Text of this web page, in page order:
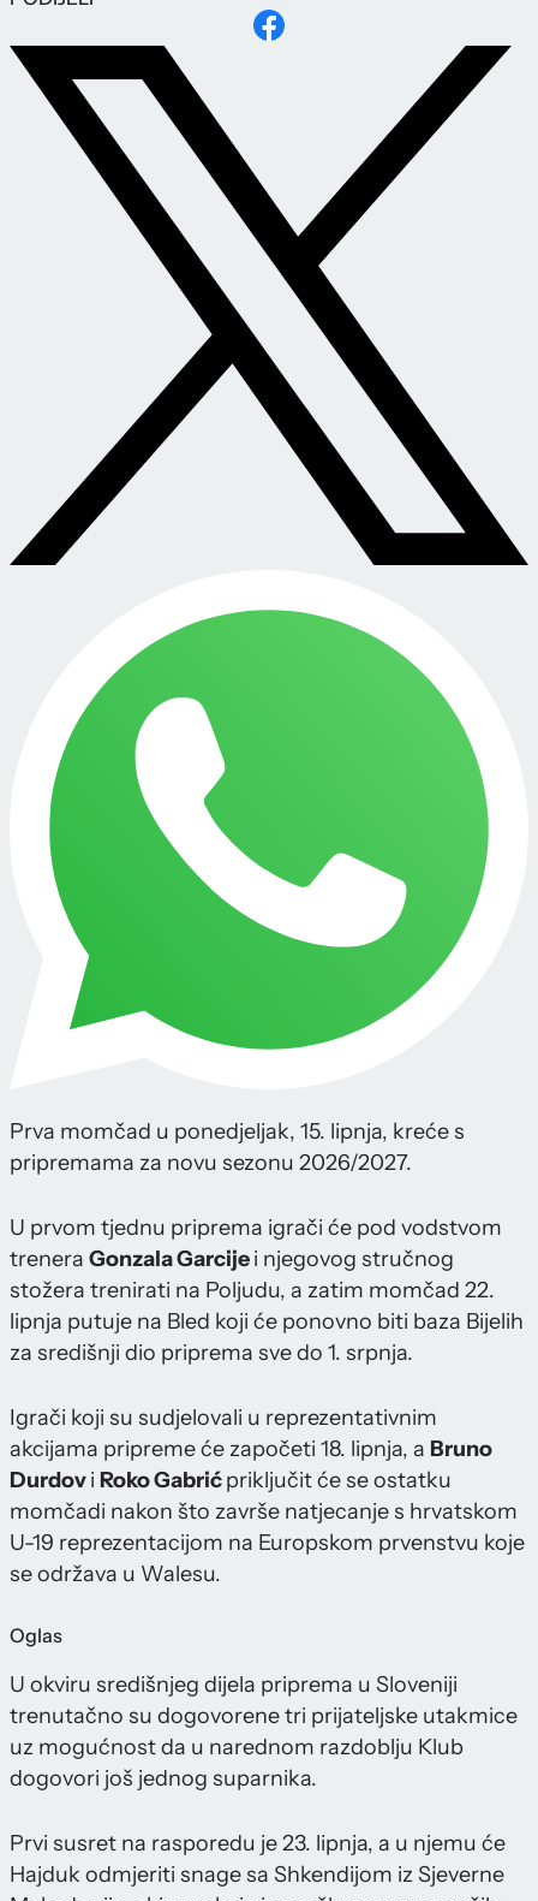
Prva momčad u ponedjeljak, 15. lipnja, kreće s
pripremama za novu sezonu 2026/2027.
U prvom tjednu priprema igrači će pod vodstvom
trenera Gonzala Garcijei njegovog stručnog
stožera trenirati na Poljudu, a zatim momčad 22.
lipnja putuje na Bled koji će ponovno biti baza Bijelih
za središnji dio priprema sve do 1. srpnja.
Igrači koji su sudjelovali u reprezentativnim
akcijama pripreme će započeti 18. lipnja, a Bruno
Durdovi Roko Gabrićpriključit će se ostatku
momčadi nakon što završe natjecanje s hrvatskom
U-19 reprezentacijom na Europskom prvenstvu koje
se održava u Walesu.
Oglas
U okviru središnjeg dijela priprema u Sloveniji
trenutačno su dogovorene tri prijateljske utakmice
uz mogućnost da u narednom razdoblju Klub
dogovori još jednog suparnika.
Prvi susret na rasporedu je 23. lipnja, a u njemu će
Hajduk odmjeriti snage sa Shkendijom iz Sjeverne